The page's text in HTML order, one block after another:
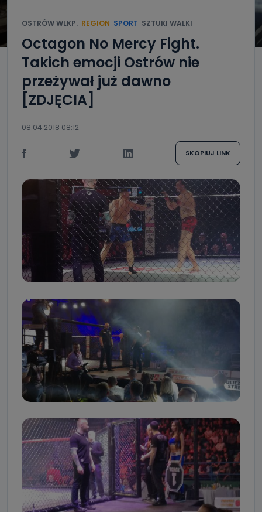
OSTRÓW WLKP. REGION SPORT SZTUKI WALKI
Octagon No Mercy Fight.
Takich emocji Ostrów nie
przeżywał już dawno
[ZDJĘCIA]
08.04.2018 08:12
SKOPIUJ LINK